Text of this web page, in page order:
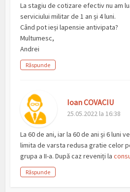
La stagiu de cotizare efectiv nu am
serviciului militar de 1 an și 4 luni.
Când pot ieși lapensie antivipata?
Multumesc,
Andrei
Răspunde
Ioan COVACIU
25.05.2022 la 16:38
La 60 de ani, iar la 60 de ani și 6 luni
limita de varsta redusa gratie celor
grupa a II-a. După caz reveniți la
Răspunde